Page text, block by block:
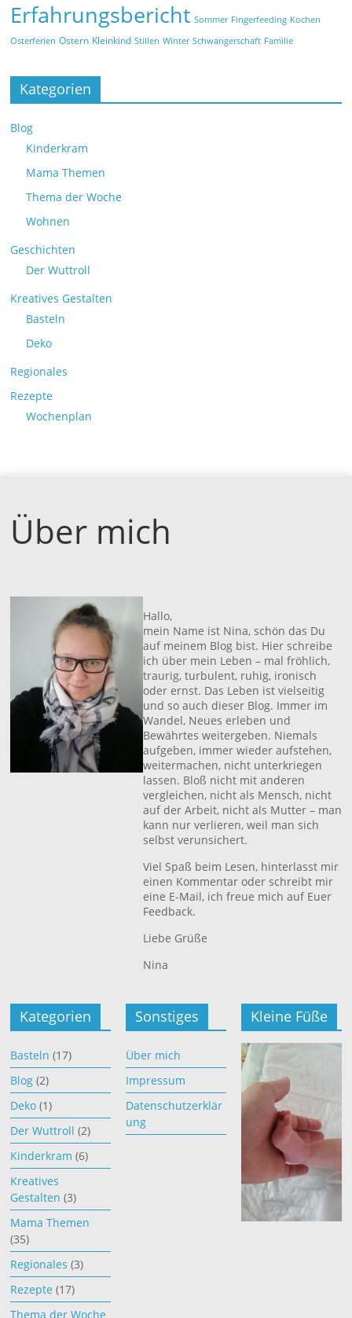
Erfahrungsbericht Sommer Fingerfeeding Kochen
Osterferien Ostern Kleinkind Stillen Winter Schwangerschaft Familie
Kategorien
Blog
Kinderkram
Mama Themen
Thema der Woche
Wohnen
Geschichten
Der Wuttroll
Kreatives Gestalten
Basteln
Deko
Regionales
Rezepte
Wochenplan
Über mich
Hallo,
mein Name ist Nina, schön das Du
auf meinem Blog bist. Hier schreibe
ich über mein Leben – mal fröhlich,
traurig, turbulent, ruhig, ironisch
oder ernst. Das Leben ist vielseitig
und so auch dieser Blog. Immer im
Wandel, Neues erleben und
Bewährtes weitergeben. Niemals
aufgeben, immer wieder aufstehen,
weitermachen, nicht unterkriegen
lassen. Bloß nicht mit anderen
vergleichen, nicht als Mensch, nicht
auf der Arbeit, nicht als Mutter – man
kann nur verlieren, weil man sich
selbst verunsichert.
Viel Spaß beim Lesen, hinterlasst mir
einen Kommentar oder schreibt mir
eine E-Mail, ich freue mich auf Euer
Feedback.
Liebe Grüße
Nina
Kategorien
Basteln (17)
Blog (2)
Deko (1)
Der Wuttroll (2)
Kinderkram (6)
Kreatives
Gestalten (3)
Mama Themen
(35)
Regionales (3)
Rezepte (17)
Thema der Woche
Sonstiges
Über mich
Impressum
Datenschutzerklär
ung
Kleine Füße